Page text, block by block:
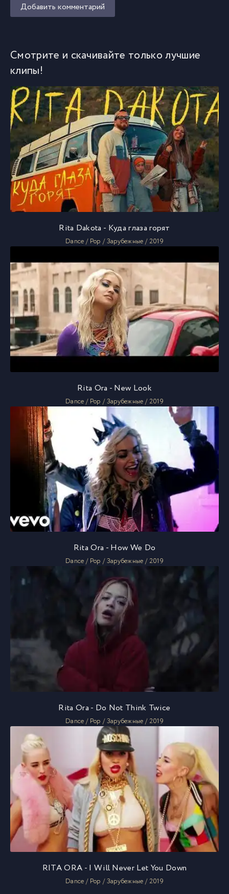
Добавить комментарий
Смотрите и скачивайте только лучшие
клипы!
Rita Dakota - Куда глаза горят
Dance / Pop / Зарубежные / 2019
Rita Ora - New Look
Dance / Pop / Зарубежные / 2019
Rita Ora - How We Do
Dance / Pop / Зарубежные / 2019
Rita Ora - Do Not Think Twice
Dance / Pop / Зарубежные / 2019
RITA ORA - I Will Never Let You Down
Dance / Pop / Зарубежные / 2019